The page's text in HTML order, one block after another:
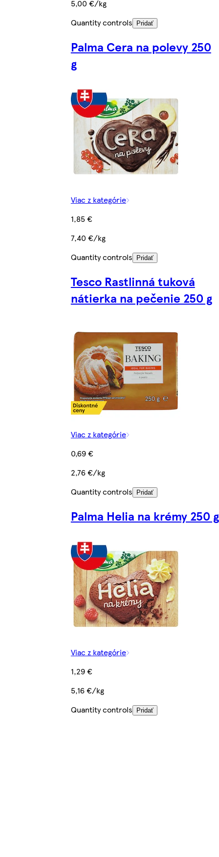
5,00 €/kg
Quantity controls
Pridať
Palma Cera na polevy 250
g
Viac z kategórie
1,85 €
7,40 €/kg
Quantity controls
Pridať
Tesco Rastlinná tuková
nátierka na pečenie 250 g
Viac z kategórie
0,69 €
2,76 €/kg
Quantity controls
Pridať
Palma Helia na krémy 250 g
Viac z kategórie
1,29 €
5,16 €/kg
Quantity controls
Pridať